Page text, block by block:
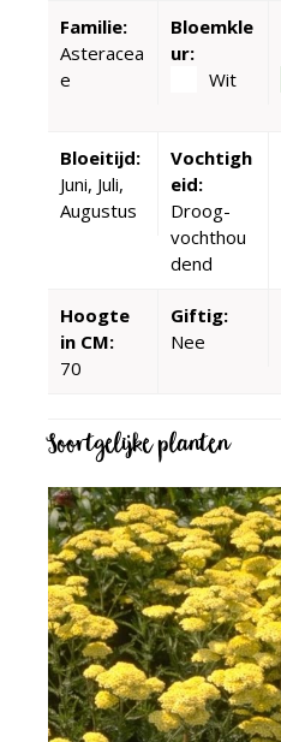
Familie:
Asteracea
e
Bloemkle
ur:
Wit
Bloeitijd:
Juni, Juli,
Augustus
Vochtigh
eid:
Droog-
vochthou
dend
Hoogte
in CM:
70
Giftig:
Nee
Soortgelijke planten